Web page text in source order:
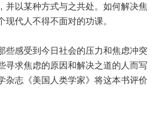
并以某种方式与之共处。如何解决焦
现代人不得不面对的功课。
些感受到今日社会的压力和焦虑冲突
寻求焦虑的原因和解决之道的人而写
杂志《美国人类学家》将这本书评价